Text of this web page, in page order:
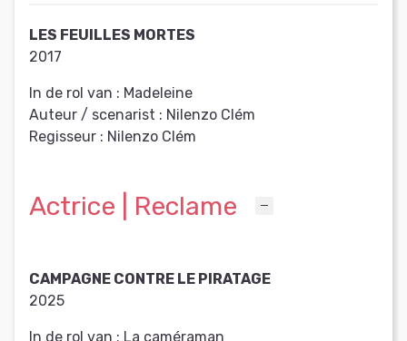
LES FEUILLES MORTES
2017
In de rol van : Madeleine
Auteur / scenarist : Nilenzo Clém
Regisseur : Nilenzo Clém
Actrice | Reclame
CAMPAGNE CONTRE LE PIRATAGE
2025
In de rol van : La caméraman